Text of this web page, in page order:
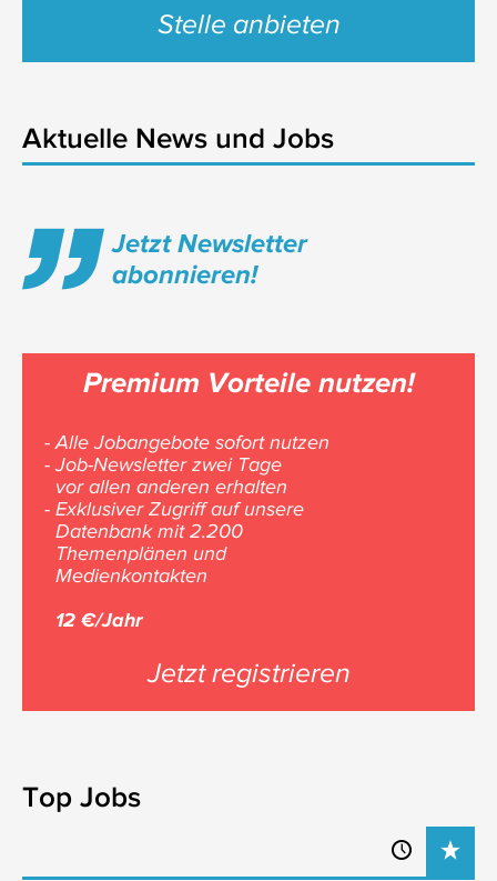
Stelle anbieten
Aktuelle News und Jobs
Jetzt Newsletter
abonnieren!
Premium Vorteile nutzen!
- Alle Jobangebote sofort nutzen
- Job-Newsletter zwei Tage
vor allen anderen erhalten
- Exklusiver Zugriff auf unsere
Datenbank mit 2.200
Themenplänen und
Medienkontakten
12 €/Jahr
Jetzt registrieren
Top Jobs